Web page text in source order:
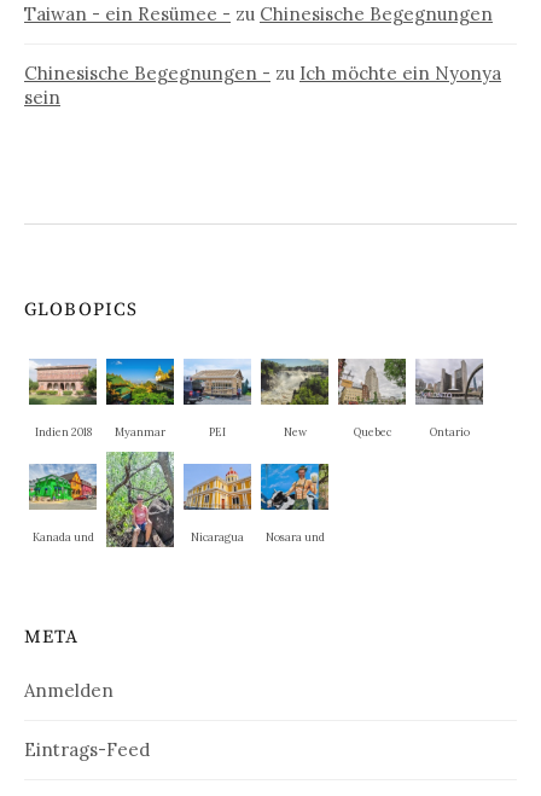
Taiwan - ein Resümee - zu Chinesische Begegnungen
Chinesische Begegnungen - zu Ich möchte ein Nyonya
sein
GLOBOPICS
Indien 2018 Myanmar PEI
New
Quebec Ontario
Kanada und
Nicaragua
Nosara und
META
Anmelden
Eintrags-Feed